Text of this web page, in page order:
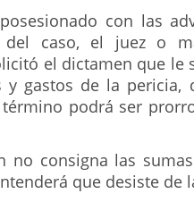
con las
caso, el juez o
el dictamen que le
y gastos de la pericia,
podrá ser
no consigna las
que desiste de